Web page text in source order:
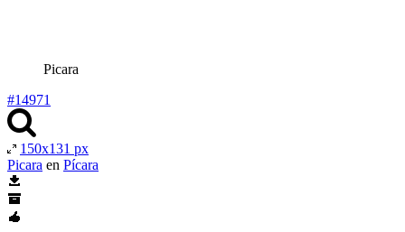
Picara
#14971
150x131 px
Picara en Pícara